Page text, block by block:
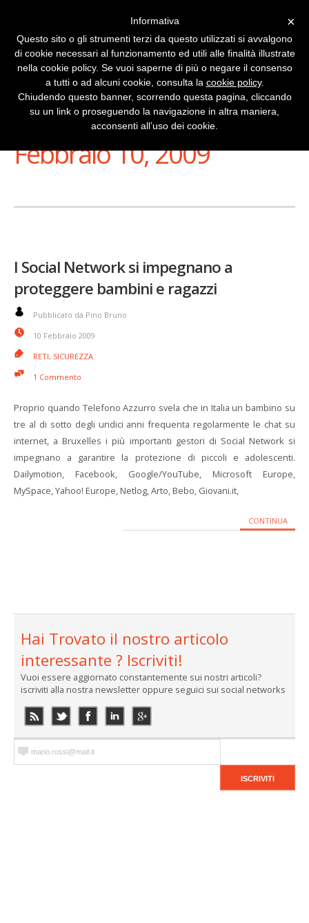
Stai Visualizzando
Febbraio 10, 2009
I Social Network si impegnano a
proteggere bambini e ragazzi
Pubblicato da Pino Bruno
10 Febbraio 2009
RETI, SICUREZZA
1 Commento
Proprio quando Telefono Azzurro svela che in Italia un bambino su
tre al di sotto degli undici anni frequenta regolarmente le chat su
internet, a Bruxelles i più importanti gestori di Social Network si
impegnano a garantire la protezione di piccoli e adolescenti.
Dailymotion, Facebook, Google/YouTube, Microsoft Europe,
MySpace, Yahoo! Europe, Netlog, Arto, Bebo, Giovani.it,
CONTINUA
Hai Trovato il nostro articolo
interessante ? Iscriviti!
Vuoi essere aggiornato constantemente sui nostri articoli?
iscriviti alla nostra newsletter oppure seguici sui social networks
×
Informativa
Questo sito o gli strumenti terzi da questo utilizzati si avvalgono
di cookie necessari al funzionamento ed utili alle finalità illustrate
nella cookie policy. Se vuoi saperne di più o negare il consenso
a tutti o ad alcuni cookie, consulta la cookie policy.
Chiudendo questo banner, scorrendo questa pagina, cliccando
su un link o proseguendo la navigazione in altra maniera,
acconsenti all’uso dei cookie.